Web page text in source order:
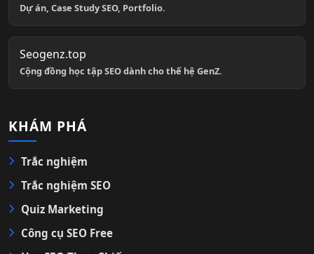
Dự án, Case Study SEO, Portfolio.
Seogenz.top
Cộng đồng học tập SEO dành cho thế hệ GenZ.
KHÁM PHÁ
Trắc nghiệm
Trắc nghiệm SEO
Quiz Marketing
Công cụ SEO Free